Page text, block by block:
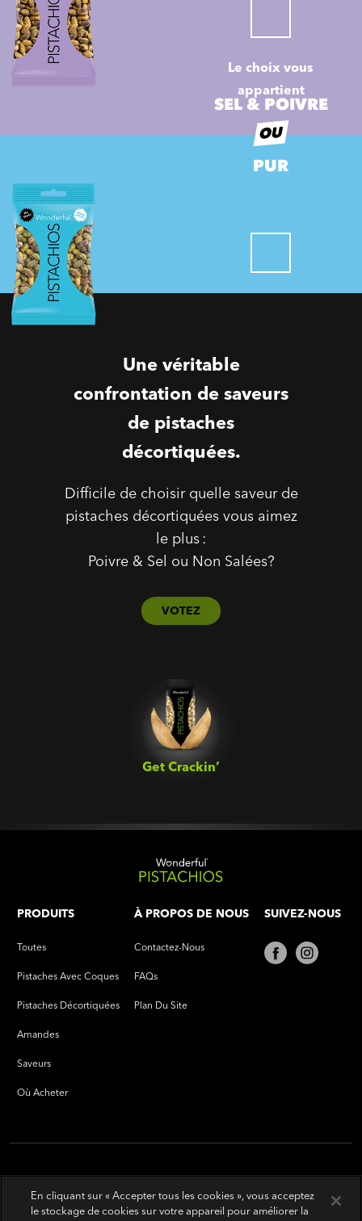
Le choix vous
appartient
SEL & POIVRE
OU
PUR
Une véritable
confrontation de saveurs
de pistaches
décortiquées.
Difficile de choisir quelle saveur de
pistaches décortiquées vous aimez
le plus :
Poivre & Sel ou Non Salées?
VOTEZ
Get Crackin’‎
PRODUITS
Toutes
Pistaches Avec Coques
Pistaches Décortiquées
Amandes
Saveurs
Où Acheter
À PROPOS DE NOUS
Contactez-Nous
FAQs
Plan Du Site
SUIVEZ-NOUS
En cliquant sur « Accepter tous les cookies », vous acceptez
le stockage de cookies sur votre appareil pour améliorer la